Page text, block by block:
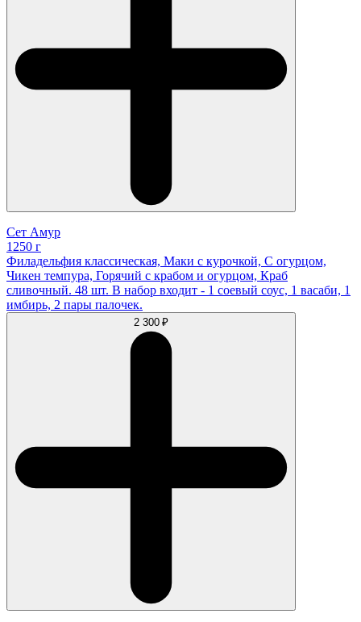
Сет Амур
1250 г
Филадельфия классическая, Маки с курочкой, С огурцом,
Чикен темпура, Горячий с крабом и огурцом, Краб
сливочный. 48 шт. В набор входит - 1 соевый соус, 1 васаби, 1
имбирь, 2 пары палочек.
2 300 ₽